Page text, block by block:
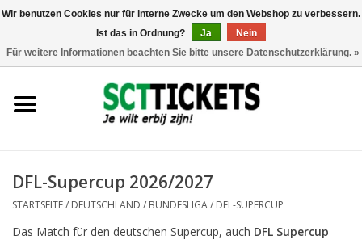
DFL-Supercup 2026/2027
STARTSEITE/ DEUTSCHLAND / BUNDESLIGA/ DFL-SUPERCUP
Das Match für den deutschen Supercup, auch DFL Supercup
Wir benutzen Cookies nur für interne Zwecke um den Webshop zu verbessern.
Ist das in Ordnung?
Ja
Nein
Für weitere Informationen beachten Sie bitte unsere Datenschutzerklärung. »